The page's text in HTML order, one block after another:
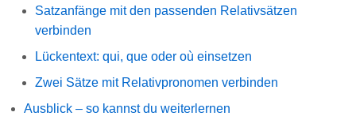
Satzanfänge mit den passenden Relativsätzen
verbinden
Lückentext: qui, que oder où einsetzen
Zwei Sätze mit Relativpronomen verbinden
Ausblick – so kannst du weiterlernen